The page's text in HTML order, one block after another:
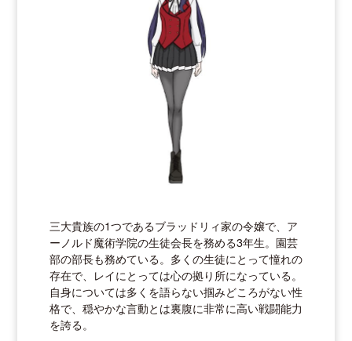
三大貴族の1つであるブラッドリィ家の令嬢で、ア
ーノルド魔術学院の生徒会長を務める3年生。園芸
部の部長も務めている。多くの生徒にとって憧れの
存在で、レイにとっては心の拠り所になっている。
自身については多くを語らない掴みどころがない性
格で、穏やかな言動とは裏腹に非常に高い戦闘能力
を誇る。